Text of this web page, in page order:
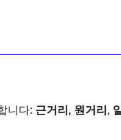
니다: 근거리, 원거리,